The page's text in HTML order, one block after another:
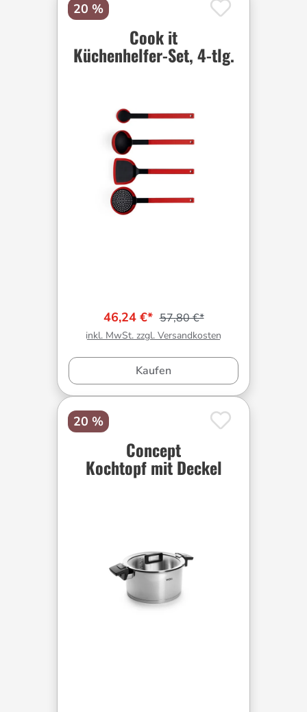
20 %
Cook it
Küchenhelfer-Set, 4-tlg.
46,24 €* 57,80 €*
inkl. MwSt. zzgl. Versandkosten
Kaufen
20 %
Concept
Kochtopf mit Deckel